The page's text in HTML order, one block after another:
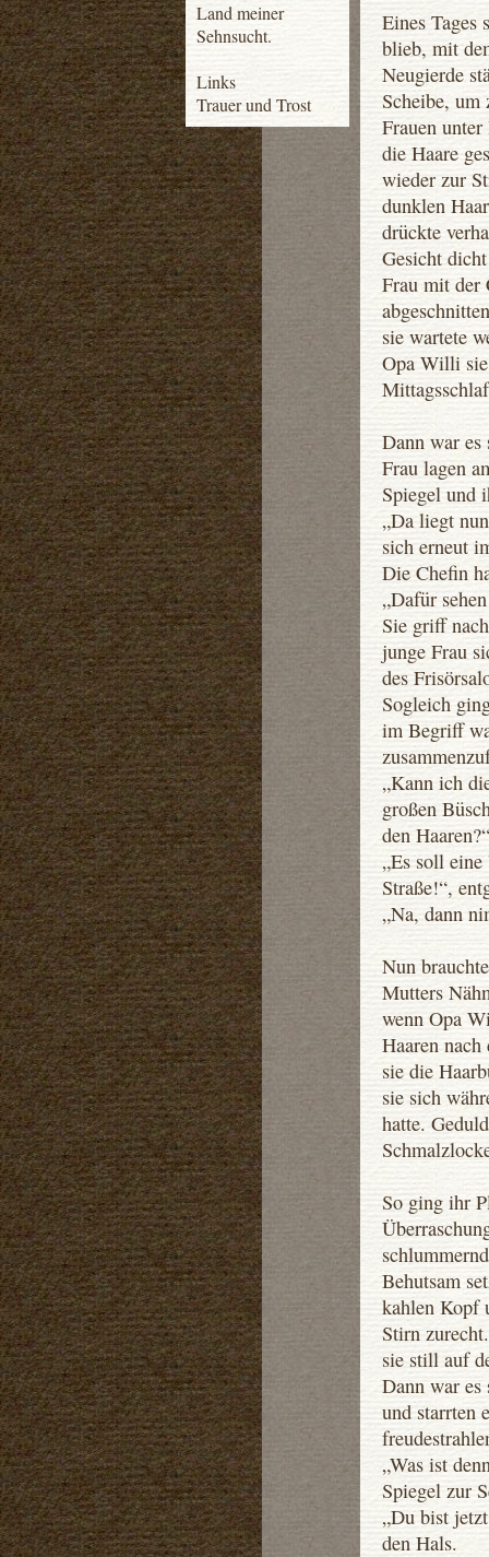
Land meiner
Sehnsucht.
Links
Trauer und Trost
Eines Tages
blieb, mit
Neugierde
Scheibe, um
Frauen
die Haare
wieder zur
dunklen
drückte
Gesicht
Frau mit der
sie wartete
Opa Willi
Dann war es
Frau lagen
Spiegel und
„Da liegt
sich erneut
Die Chefin
„Dafür
Sie griff
junge Frau
des
Sogleich
im Begriff
„Kann ich
großen
den
„Es soll
Straße!“,
„Na, dann
Nun
Mutters
wenn Opa
Haaren
sie die
sie sich
hatte.
So ging ihr
Behutsam
kahlen Kopf
Stirn
sie still auf
Dann war es
und starrten
„Was ist
Spiegel zur
„Du bist
den Hals.